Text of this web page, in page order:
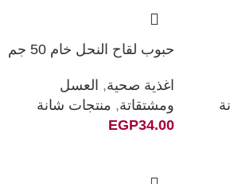
حبوب لقاح النحل خام 50 جم
اغذية صحية, العسل
ومشتقاتة, منتجات شانة
EGP34.00